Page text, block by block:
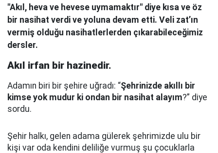
"Akıl, heva ve hevese uymamaktır" diye kısa ve öz
bir nasihat verdi ve yoluna devam etti. Veli zat’ın
vermiş olduğu nasihatlerlerden çıkarabileceğimiz
dersler.
Akıl irfan bir hazinedir.
Adamın biri bir şehire uğradı: “Şehrinizde akıllı bir
kimse yok mudur ki ondan bir nasihat alayım?” diye
sordu.
Şehir halkı, gelen adama gülerek şehrimizde ulu bir
kişi var oda kendini deliliğe vurmuş şu çocuklarla